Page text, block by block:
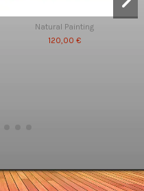
Natural Painting
120,00 €